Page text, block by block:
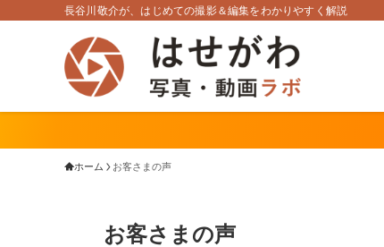
長谷川敬介が、はじめての撮影＆編集をわかりやすく解説
ホーム お客さまの声
お客さまの声